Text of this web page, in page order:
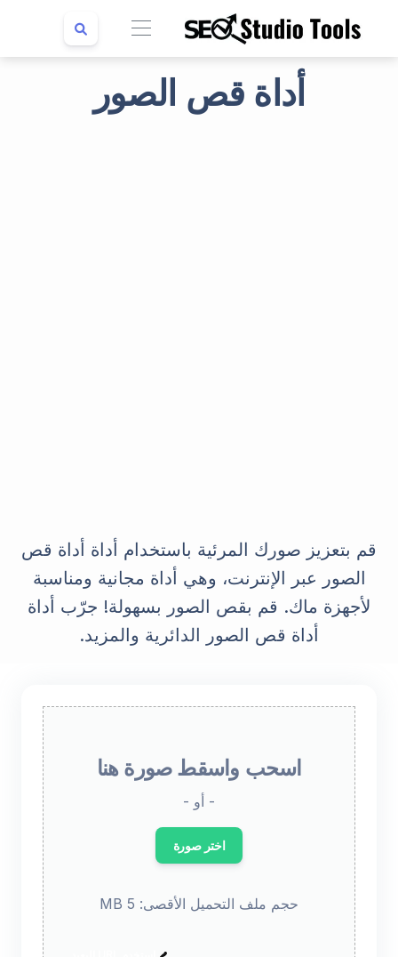
أداة قص الصور
قم بتعزيز صورك المرئية باستخدام أداة أداة قص
الصور عبر الإنترنت، وهي أداة مجانية ومناسبة
لأجهزة ماك. قم بقص الصور بسهولة! جرّب أداة
أداة قص الصور الدائرية والمزيد.
اسحب واسقط صورة هنا
- أو -
اختر صورة
حجم ملف التحميل الأقصى: 5 MB